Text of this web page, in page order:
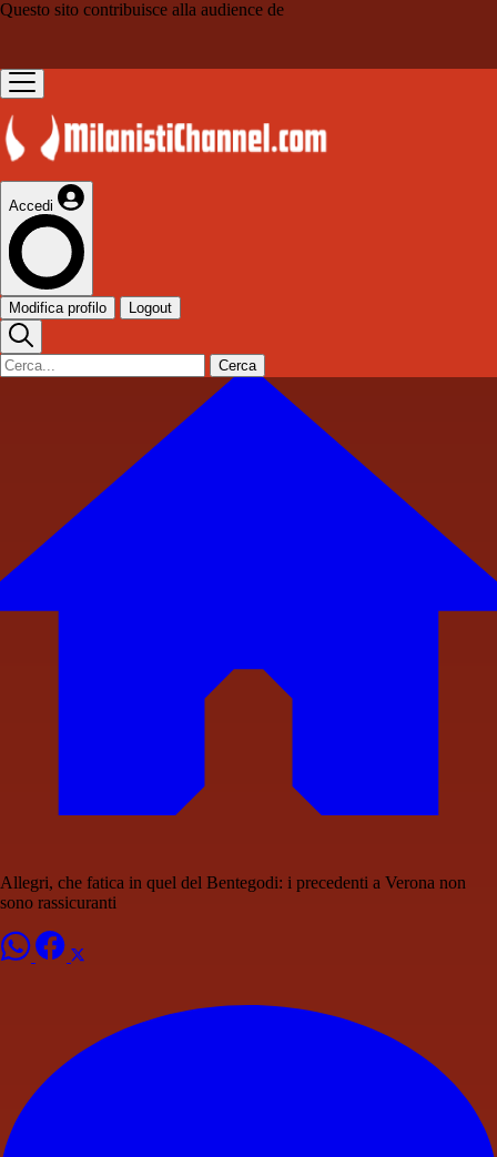
Questo sito contribuisce alla audience de
Accedi
Modifica profilo Logout
Cerca
Allegri, che fatica in quel del Bentegodi: i precedenti a Verona non
sono rassicuranti